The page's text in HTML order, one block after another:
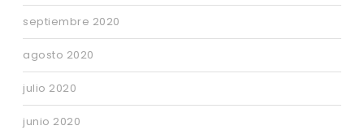
septiembre 2020
agosto 2020
julio 2020
junio 2020